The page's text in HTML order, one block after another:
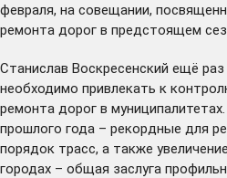
февраля, на совещании,
ремонта дорог в предстоящем
Станислав Воскресенский ещё
необходимо привлекать к
ремонта дорог в
прошлого года – рекордные для
порядок трасс, а также
городах – общая заслуга